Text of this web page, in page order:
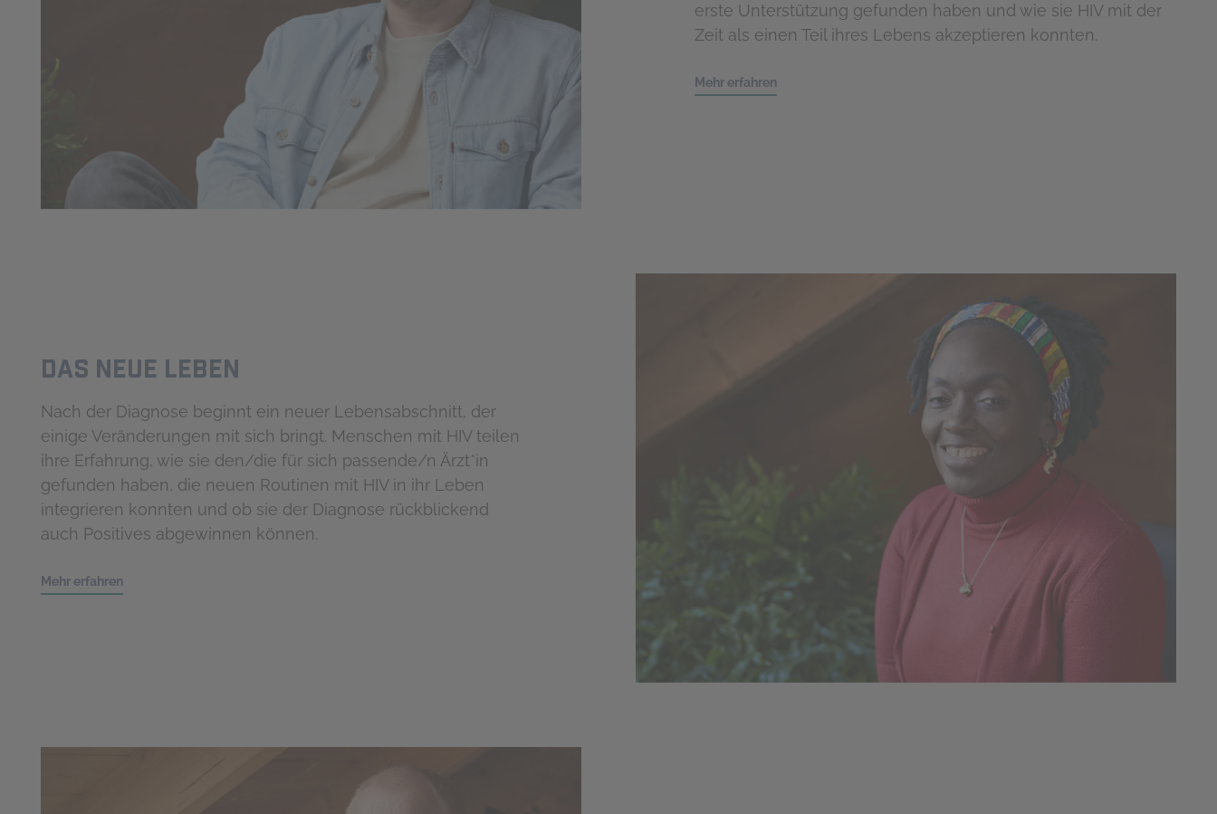
erste Unterstützung gefunden haben und wie sie HIV mit der
Zeit als einen Teil ihres Lebens akzeptieren konnten.
Mehr erfahren
DAS NEUE LEBEN
Nach der Diagnose beginnt ein neuer Lebensabschnitt, der
einige Veränderungen mit sich bringt. Menschen mit HIV teilen
ihre Erfahrung, wie sie den/die für sich passende/n Ärzt*in
gefunden haben, die neuen Routinen mit HIV in ihr Leben
integrieren konnten und ob sie der Diagnose rückblickend
auch Positives abgewinnen können.
Mehr erfahren